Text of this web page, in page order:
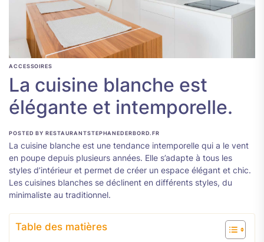
ACCESSOIRES
La cuisine blanche est
élégante et intemporelle.
POSTED BY RESTAURANTSTEPHANEDERBORD.FR
La cuisine blanche est une tendance intemporelle qui a le vent
en poupe depuis plusieurs années. Elle s’adapte à tous les
styles d’intérieur et permet de créer un espace élégant et chic.
Les cuisines blanches se déclinent en différents styles, du
minimaliste au traditionnel.
Table des matières